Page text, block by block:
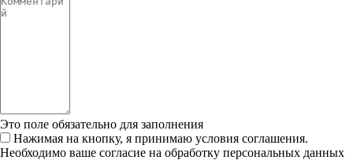
Это поле обязательно для заполнения
Нажимая на кнопку, я принимаю условия соглашения.
Необходимо ваше согласие на обработку персональных данных